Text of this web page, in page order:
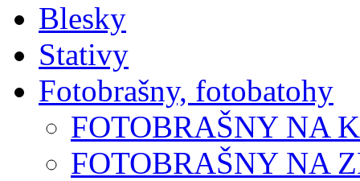
Blesky
Stativy
Fotobrašny, fotobatohy
FOTOBRAŠNY NA
FOTOBRAŠNY NA